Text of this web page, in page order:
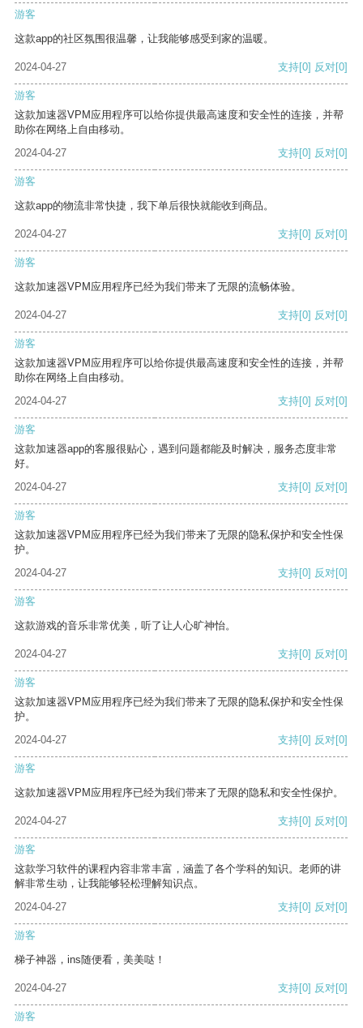
游客
这款app的社区氛围很温馨，让我能够感受到家的温暖。
2024-04-27 支持[0] 反对[0]
游客
这款加速器VPM应用程序可以给你提供最高速度和安全性的连接，并帮
助你在网络上自由移动。
2024-04-27
支持[0] 反对[0]
游客
这款app的物流非常快捷，我下单后很快就能收到商品。
2024-04-27 支持[0] 反对[0]
游客
这款加速器VPM应用程序已经为我们带来了无限的流畅体验。
2024-04-27 支持[0] 反对[0]
游客
这款加速器VPM应用程序可以给你提供最高速度和安全性的连接，并帮
助你在网络上自由移动。
2024-04-27
支持[0] 反对[0]
游客
这款加速器app的客服很贴心，遇到问题都能及时解决，服务态度非常
好。
2024-04-27
支持[0] 反对[0]
游客
这款加速器VPM应用程序已经为我们带来了无限的隐私保护和安全性保
护。
2024-04-27
支持[0] 反对[0]
游客
这款游戏的音乐非常优美，听了让人心旷神怡。
2024-04-27 支持[0] 反对[0]
游客
这款加速器VPM应用程序已经为我们带来了无限的隐私保护和安全性保
护。
2024-04-27
支持[0] 反对[0]
游客
这款加速器VPM应用程序已经为我们带来了无限的隐私和安全性保护。
2024-04-27 支持[0] 反对[0]
游客
这款学习软件的课程内容非常丰富，涵盖了各个学科的知识。老师的讲
解非常生动，让我能够轻松理解知识点。
2024-04-27
支持[0] 反对[0]
游客
梯子神器，ins随便看，美美哒！
2024-04-27 支持[0] 反对[0]
游客